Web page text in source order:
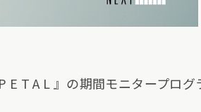
T A L 』の期間モニタープロ